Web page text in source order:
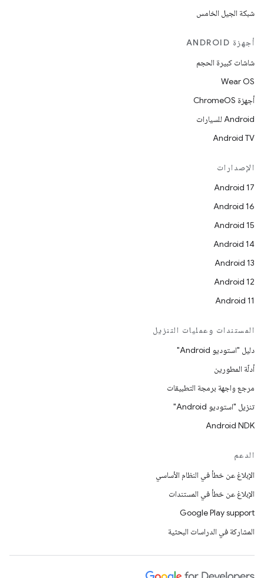
شبكة الجيل الخامس
أجهزة ANDROID
شاشات كبيرة الحجم
Wear OS
أجهزة ChromeOS
Android للسيارات
Android TV
الإصدارات
Android 17
Android 16
Android 15
Android 14
Android 13
Android 12
Android 11
المستندات وعمليات التنزيل
دليل "استوديو Android"
أدلّة المطورين
مرجع واجهة برمجة التطبيقات
تنزيل "استوديو Android"
Android NDK
الدعم
الإبلاغ عن خطأ في النظام الأساسي
الإبلاغ عن خطأ في المستندات
Google Play support
المشاركة في الدراسات البحثية